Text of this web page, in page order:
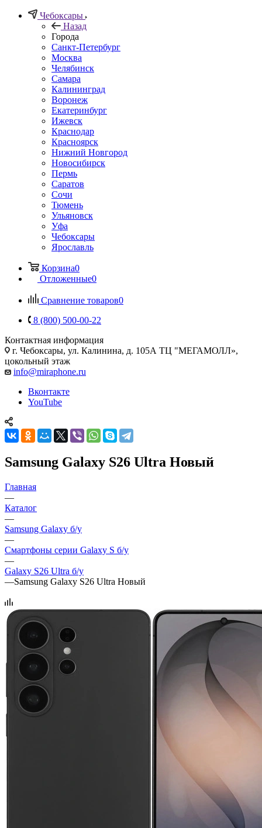
Чебоксары
Назад
Города
Санкт-Петербург
Москва
Челябинск
Самара
Калининград
Воронеж
Екатеринбург
Ижевск
Краснодар
Красноярск
Нижний Новгород
Новосибирск
Пермь
Саратов
Сочи
Тюмень
Ульяновск
Уфа
Чебоксары
Ярославль
Корзина0
Отложенные0
Сравнение товаров0
8 (800) 500-00-22
Контактная информация
г. Чебоксары, ул. Калинина, д. 105А ТЦ "МЕГАМОЛЛ»,
цокольный этаж
info@miraphone.ru
Вконтакте
YouTube
Samsung Galaxy S26 Ultra Новый
Главная
—
Каталог
—
Samsung Galaxy б/у
—
Смартфоны серии Galaxy S б/у
—
Galaxy S26 Ultra б/у
—Samsung Galaxy S26 Ultra Новый